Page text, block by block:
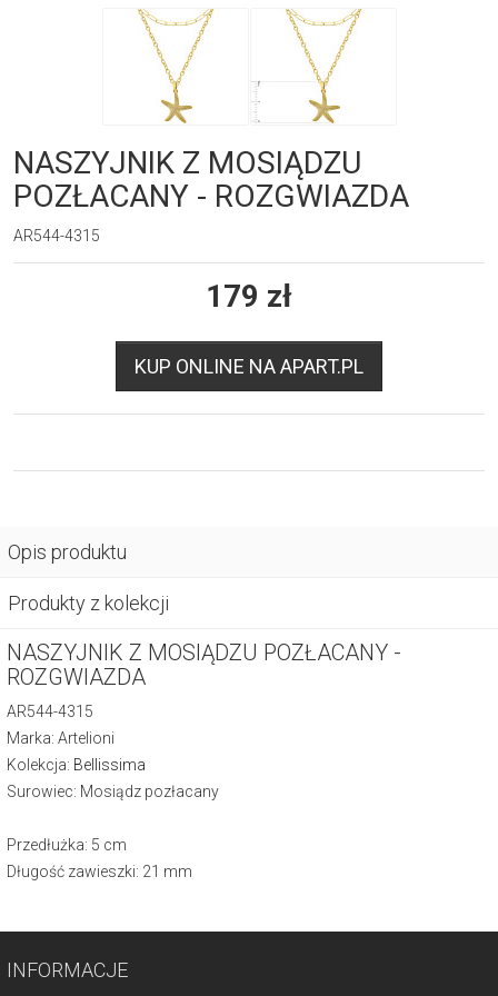
NASZYJNIK Z MOSIĄDZU
POZŁACANY - ROZGWIAZDA
AR544-4315
179 zł
KUP ONLINE NA APART.PL
Opis produktu
Produkty z kolekcji
NASZYJNIK Z MOSIĄDZU POZŁACANY -
ROZGWIAZDA
AR544-4315
Marka: Artelioni
Kolekcja: Bellissima
Surowiec: Mosiądz pozłacany
Przedłużka: 5 cm
Długość zawieszki: 21 mm
INFORMACJE